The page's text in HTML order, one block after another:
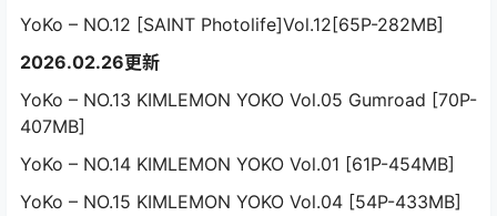
YoKo – NO.12 [SAINT Photolife]Vol.12[65P-282MB]
2026.02.26更新
YoKo – NO.13 KIMLEMON YOKO Vol.05 Gumroad [70P-
407MB]
YoKo – NO.14 KIMLEMON YOKO Vol.01 [61P-454MB]
YoKo – NO.15 KIMLEMON YOKO Vol.04 [54P-433MB]